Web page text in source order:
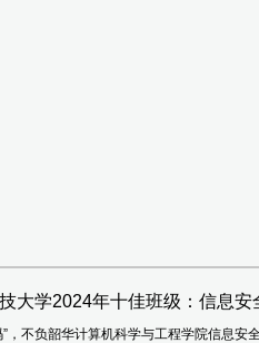
大学2024年十佳班级：信息安
”，不负韶华计算机科学与工程学院信息